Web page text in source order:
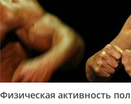
Физическая активность